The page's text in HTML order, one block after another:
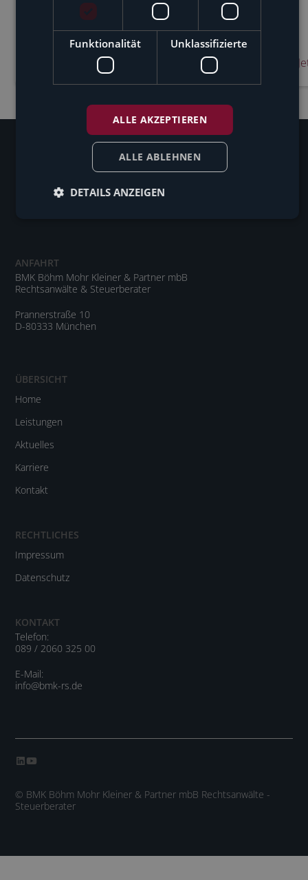
ANFAHRT
BMK Böhm Mohr Kleiner & Partner mbB
Rechtsanwälte & Steuerberater
Prannerstraße 10
D-80333 München
ÜBERSICHT
Home
Leistungen
Aktuelles
Karriere
Kontakt
RECHTLICHES
Impressum
Datenschutz
KONTAKT
Telefon:
089 / 2060 325 00
E-Mail:
info@bmk-rs.de
© BMK Böhm Mohr Kleiner & Partner mbB Rechtsanwälte -
Steuerberater
Funktionalität Unklassifizierte
ALLE AKZEPTIEREN
ALLE ABLEHNEN
DETAILS ANZEIGEN